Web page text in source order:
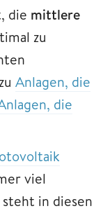
die mittlere
zu
Anlagen, die
die
viel
in diesen